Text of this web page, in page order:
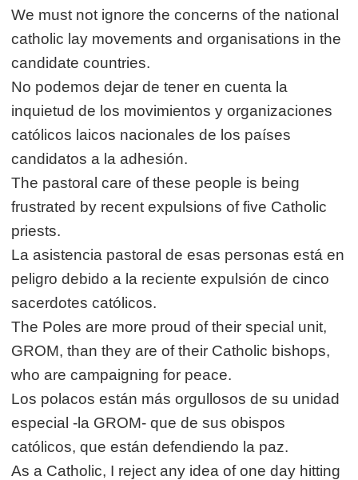
We must not ignore the concerns of the national
catholic lay movements and organisations in the
candidate countries.
No podemos dejar de tener en cuenta la
inquietud de los movimientos y organizaciones
católicos laicos nacionales de los países
candidatos a la adhesión.
The pastoral care of these people is being
frustrated by recent expulsions of five Catholic
priests.
La asistencia pastoral de esas personas está en
peligro debido a la reciente expulsión de cinco
sacerdotes católicos.
The Poles are more proud of their special unit,
GROM, than they are of their Catholic bishops,
who are campaigning for peace.
Los polacos están más orgullosos de su unidad
especial -la GROM- que de sus obispos
católicos, que están defendiendo la paz.
As a Catholic, I reject any idea of one day hitting